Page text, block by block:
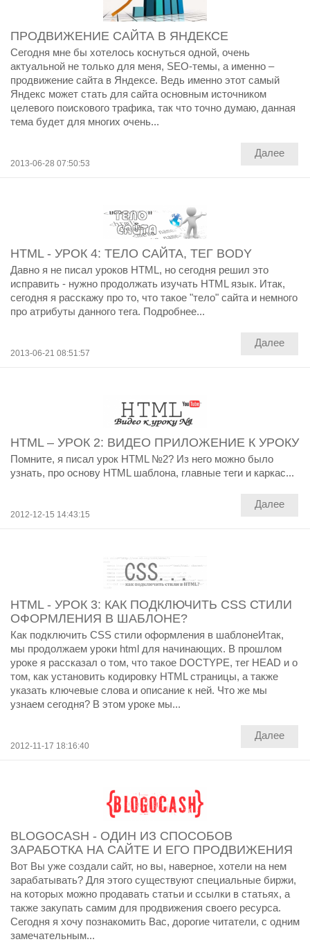
ПРОДВИЖЕНИЕ САЙТА В ЯНДЕКСЕ
Сегодня мне бы хотелось коснуться одной, очень
актуальной не только для меня, SEO-темы, а именно –
продвижение сайта в Яндексе. Ведь именно этот самый
Яндекс может стать для сайта основным источником
целевого поискового трафика, так что точно думаю, данная
тема будет для многих очень...
2013-06-28 07:50:53
Далее
HTML - УРОК 4: ТЕЛО САЙТА, ТЕГ BODY
Давно я не писал уроков HTML, но сегодня решил это
исправить - нужно продолжать изучать HTML язык. Итак,
сегодня я расскажу про то, что такое "тело" сайта и немного
про атрибуты данного тега. Подробнее...
2013-06-21 08:51:57
Далее
HTML – УРОК 2: ВИДЕО ПРИЛОЖЕНИЕ К УРОКУ
Помните, я писал урок HTML №2? Из него можно было
узнать, про основу HTML шаблона, главные теги и каркас...
2012-12-15 14:43:15
Далее
HTML - УРОК 3: КАК ПОДКЛЮЧИТЬ CSS СТИЛИ
ОФОРМЛЕНИЯ В ШАБЛОНЕ?
Как подключить CSS стили оформления в шаблонеИтак,
мы продолжаем уроки html для начинающих. В прошлом
уроке я рассказал о том, что такое DOCTYPE, тег HEAD и о
том, как установить кодировку HTML страницы, а также
указать ключевые слова и описание к ней. Что же мы
узнаем сегодня? В этом уроке мы...
2012-11-17 18:16:40
Далее
BLOGOCASH - ОДИН ИЗ СПОСОБОВ
ЗАРАБОТКА НА САЙТЕ И ЕГО ПРОДВИЖЕНИЯ
Вот Вы уже создали сайт, но вы, наверное, хотели на нем
зарабатывать? Для этого существуют специальные биржи,
на которых можно продавать статьи и ссылки в статьях, а
также закупать самим для продвижения своего ресурса.
Сегодня я хочу познакомить Вас, дорогие читатели, с одним
замечательным...